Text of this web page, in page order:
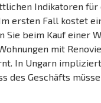
Indikatoren für
ersten Fall kostet
beim Kauf einer
mit
In Ungarn
des Geschäfts